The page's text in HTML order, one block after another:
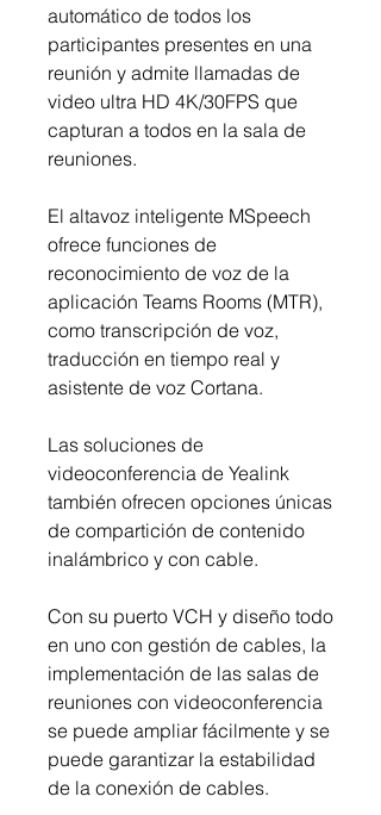
automático de todos los
participantes presentes en una
reunión y admite llamadas de
video ultra HD 4K/30FPS que
capturan a todos en la sala de
reuniones.
El altavoz inteligente MSpeech
ofrece funciones de
reconocimiento de voz de la
aplicación Teams Rooms (MTR),
como transcripción de voz,
traducción en tiempo real y
asistente de voz Cortana.
Las soluciones de
videoconferencia de Yealink
también ofrecen opciones únicas
de compartición de contenido
inalámbrico y con cable.
Con su puerto VCH y diseño todo
en uno con gestión de cables, la
implementación de las salas de
reuniones con videoconferencia
se puede ampliar fácilmente y se
puede garantizar la estabilidad
de la conexión de cables.